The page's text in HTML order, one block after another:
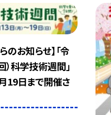
のお知らせ】「令
科学技術週間」
19日まで開催さ